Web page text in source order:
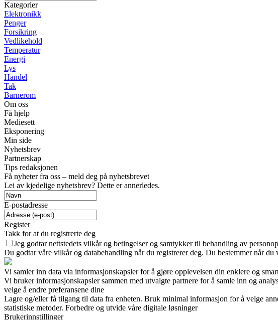
Kategorier
Elektronikk
Penger
Forsikring
Vedlikehold
Temperatur
Energi
Lys
Handel
Tak
Barnerom
Om oss
Få hjelp
Mediesett
Eksponering
Min side
Nyhetsbrev
Partnerskap
Tips redaksjonen
Få nyheter fra oss – meld deg på nyhetsbrevet
Lei av kjedelige nyhetsbrev? Dette er annerledes.
E-postadresse
Register
Takk for at du registrerte deg
Jeg godtar nettstedets vilkår og betingelser og samtykker til behandling av
Du godtar våre vilkår og databehandling når du registrerer deg. Du bestemmer når du
Vi samler inn data via informasjonskapsler for å gjøre opplevelsen din enklere og
Vi bruker informasjonskapsler sammen med utvalgte partnere for å samle inn og
velge å endre preferansene dine
Lagre og/eller få tilgang til data fra enheten. Bruk minimal informasjon for å velge
statistiske metoder. Forbedre og utvide våre digitale løsninger
Brukerinnstillinger